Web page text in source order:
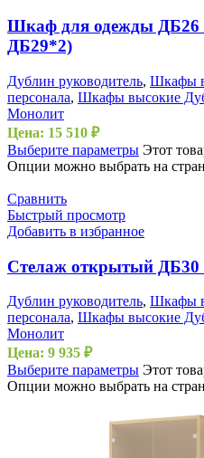
Шкаф для одежды ДБ26
ДБ29*2)
Дублин руководитель, Шкафы
персонала, Шкафы высокие
Монолит
Цена: 15 510 ₽
Выберите параметры Этот
Опции можно выбрать на
Сравнить
Быстрый просмотр
Добавить в избранное
Стелаж открытый ДБ30
Дублин руководитель, Шкафы
персонала, Шкафы высокие
Монолит
Цена: 9 935 ₽
Выберите параметры Этот
Опции можно выбрать на